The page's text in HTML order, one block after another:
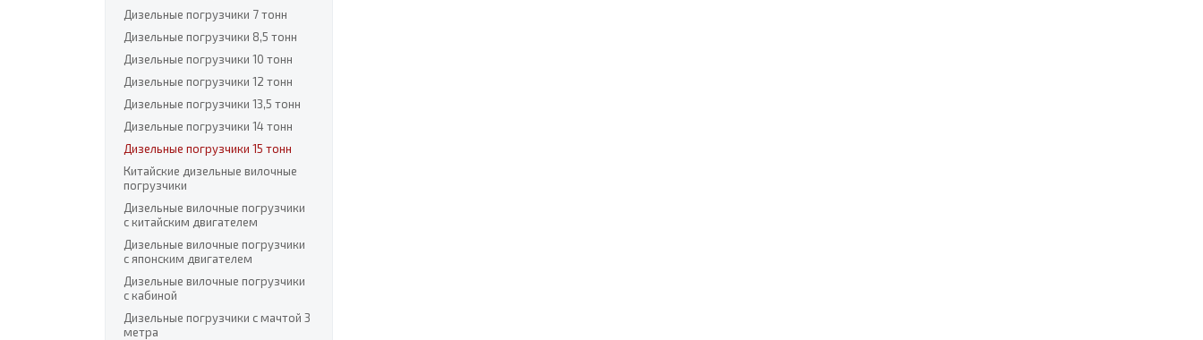
Дизельные погрузчики 7 тонн
Дизельные погрузчики 8,5 тонн
Дизельные погрузчики 10 тонн
Дизельные погрузчики 12 тонн
Дизельные погрузчики 13,5 тонн
Дизельные погрузчики 14 тонн
Дизельные погрузчики 15 тонн
Китайские дизельные вилочные
погрузчики
Дизельные вилочные погрузчики
с китайским двигателем
Дизельные вилочные погрузчики
с японским двигателем
Дизельные вилочные погрузчики
с кабиной
Дизельные погрузчики с мачтой 3
метра